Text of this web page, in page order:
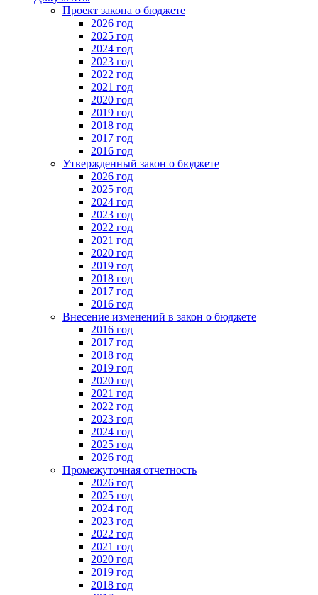
Проект закона о бюджете
2026 год
2025 год
2024 год
2023 год
2022 год
2021 год
2020 год
2019 год
2018 год
2017 год
2016 год
Утвержденный закон о бюджете
2026 год
2025 год
2024 год
2023 год
2022 год
2021 год
2020 год
2019 год
2018 год
2017 год
2016 год
Внесение изменений в закон о бюджете
2016 год
2017 год
2018 год
2019 год
2020 год
2021 год
2022 год
2023 год
2024 год
2025 год
2026 год
Промежуточная отчетность
2026 год
2025 год
2024 год
2023 год
2022 год
2021 год
2020 год
2019 год
2018 год